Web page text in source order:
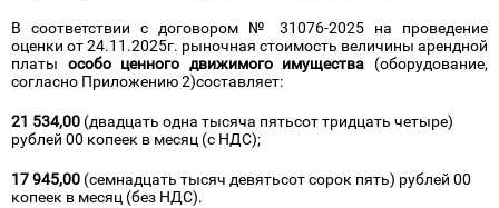
В соответствии с договором № 31076-2025 на проведение
оценки от 24.11.2025г. рыночная стоимость величины арендной
платы особо ценного движимого имущества (оборудование,
согласно Приложению 2)составляет:
21 534,00 (двадцать одна тысяча пятьсот тридцать четыре)
рублей 00 копеек в месяц (с НДС);
17 945,00 (семнадцать тысяч девятьсот сорок пять) рублей 00
копеек в месяц (без НДС).